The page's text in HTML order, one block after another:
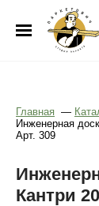
Главная —
Инженерная
Арт. 309
Кантри